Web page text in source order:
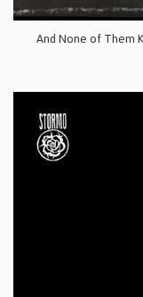
And None of Them